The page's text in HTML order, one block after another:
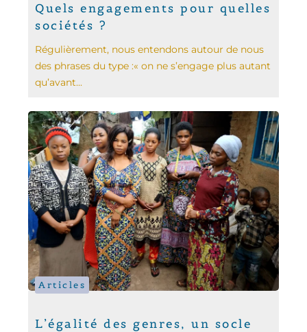
Quels engagements pour quelles
sociétés ?
Régulièrement, nous entendons autour de nous
des phrases du type :« on ne s’engage plus autant
qu’avant...
Articles
L’égalité des genres, un socle